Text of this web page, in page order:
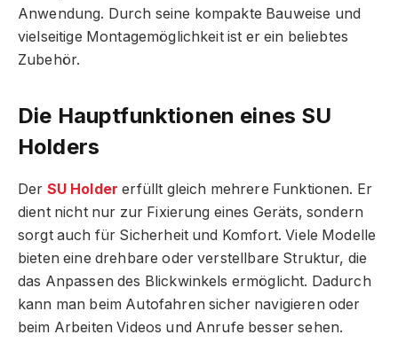
Anwendung. Durch seine kompakte Bauweise und
vielseitige Montagemöglichkeit ist er ein beliebtes
Zubehör.
Die Hauptfunktionen eines SU
Holders
Der SU Holder erfüllt gleich mehrere Funktionen. Er
dient nicht nur zur Fixierung eines Geräts, sondern
sorgt auch für Sicherheit und Komfort. Viele Modelle
bieten eine drehbare oder verstellbare Struktur, die
das Anpassen des Blickwinkels ermöglicht. Dadurch
kann man beim Autofahren sicher navigieren oder
beim Arbeiten Videos und Anrufe besser sehen.